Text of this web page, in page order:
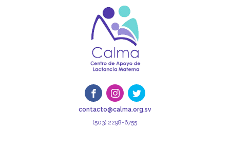
contacto@calma.org.sv
(503) 2298-6755